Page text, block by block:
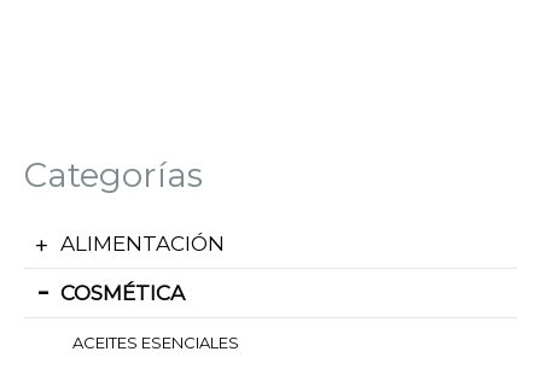
Categorías
ALIMENTACIÓN
COSMÉTICA
ACEITES ESENCIALES